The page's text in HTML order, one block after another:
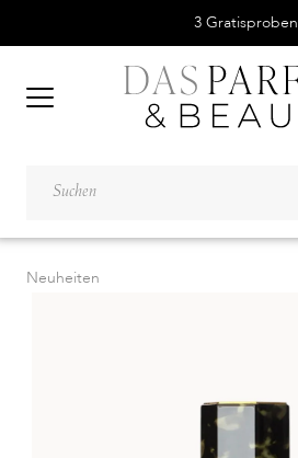
3 Gratisproben
Neuheiten